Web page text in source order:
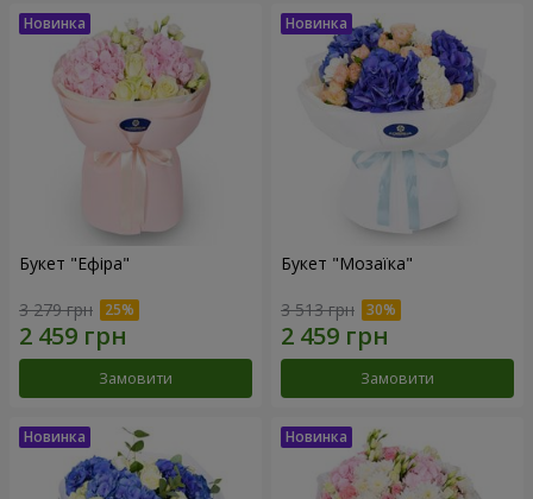
Букет "Ефіра"
3 279 грн
Замовити
Букет "Мозаїка"
3 513 грн
Замовити